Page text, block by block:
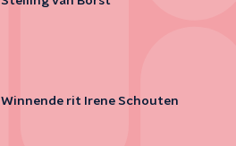
Winnende rit Irene Schouten